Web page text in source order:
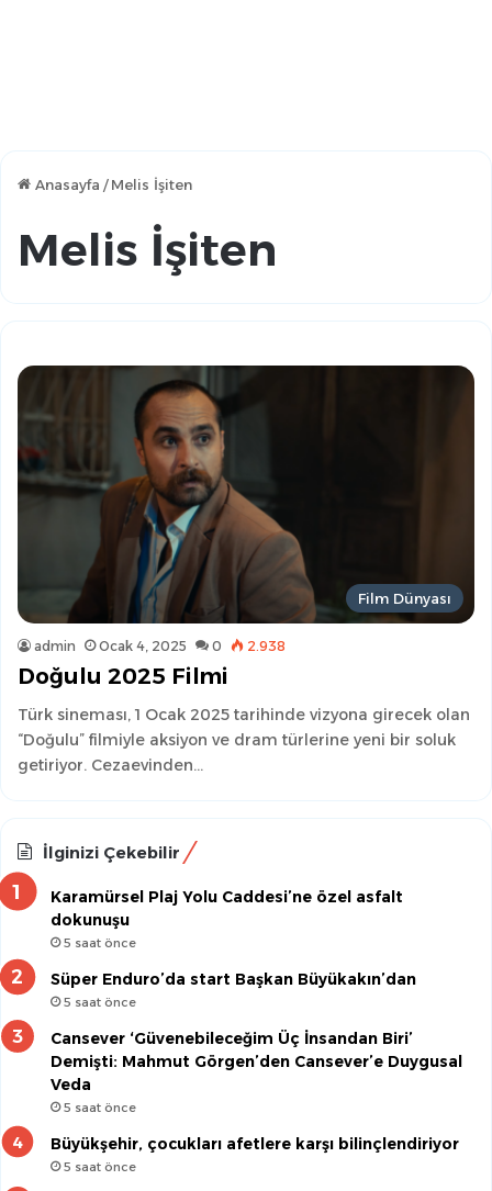
Anasayfa / Melis İşiten
Melis İşiten
Film Dünyası
admin Ocak 4, 2025 0 2.938
Doğulu 2025 Filmi
Türk sineması, 1 Ocak 2025 tarihinde vizyona girecek olan
“Doğulu” filmiyle aksiyon ve dram türlerine yeni bir soluk
getiriyor. Cezaevinden…
İlginizi Çekebilir
Karamürsel Plaj Yolu Caddesi’ne özel asfalt
dokunuşu
5 saat önce
Süper Enduro’da start Başkan Büyükakın’dan
5 saat önce
Cansever ‘Güvenebileceğim Üç İnsandan Biri’
Demişti: Mahmut Görgen’den Cansever’e Duygusal
Veda
5 saat önce
Büyükşehir, çocukları afetlere karşı bilinçlendiriyor
5 saat önce